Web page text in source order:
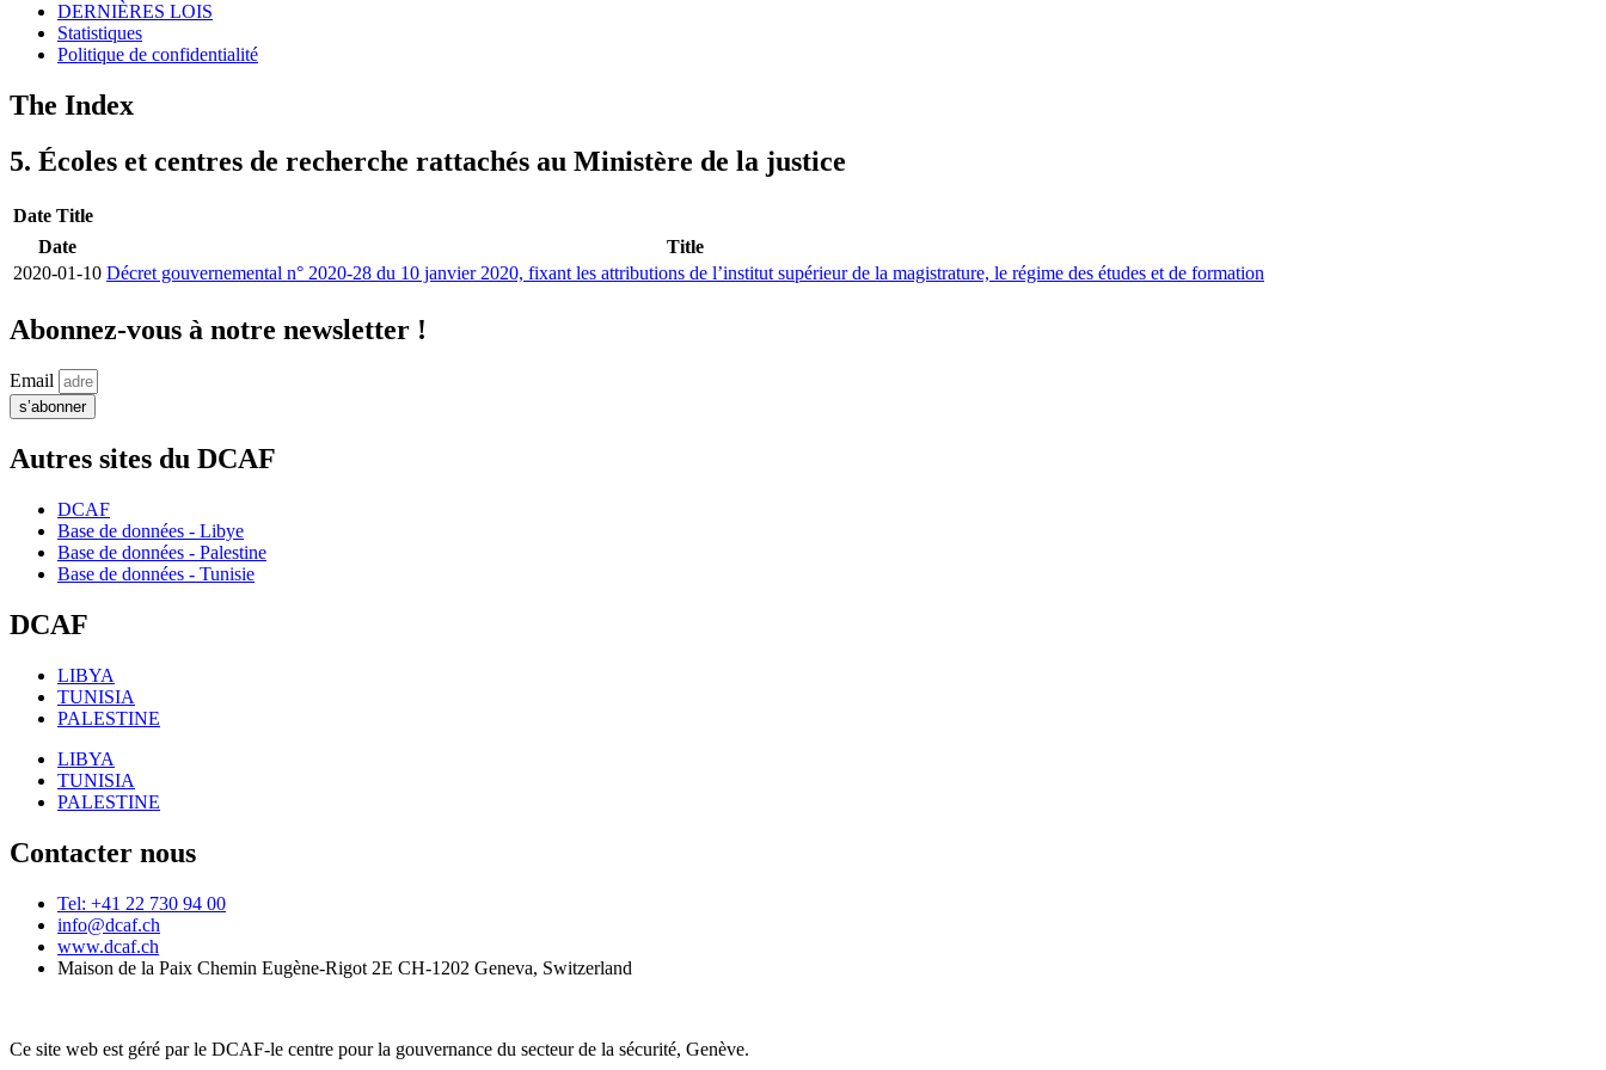
DERNIÈRES LOIS
Statistiques
Politique de confidentialité
The Index
5. Écoles et centres de recherche rattachés au Ministère de la justice
Date Title
Date
Title
2020-01-10 Décret gouvernemental n° 2020-28 du 10 janvier 2020, fixant les attributions de l’institut supérieur de la magistrature, le régime des études et de formation
Abonnez-vous à notre newsletter !
Email
s’abonner
Autres sites du DCAF
DCAF
Base de données - Libye
Base de données - Palestine
Base de données - Tunisie
DCAF
LIBYA
TUNISIA
PALESTINE
LIBYA
TUNISIA
PALESTINE
Contacter nous
Tel: +41 22 730 94 00
info@dcaf.ch
www.dcaf.ch
Maison de la Paix Chemin Eugène-Rigot 2E CH-1202 Geneva, Switzerland
Ce site web est géré par le DCAF-le centre pour la gouvernance du secteur de la sécurité, Genève.